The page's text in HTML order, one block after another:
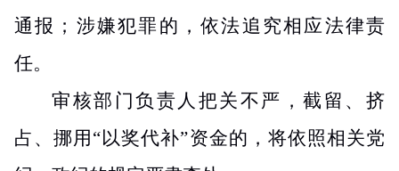
通报；涉嫌犯罪的，依法追究相应法律责
任。
审核部门负责人把关不严，截留、挤
占、挪用“以奖代补”资金的，将依照相关党